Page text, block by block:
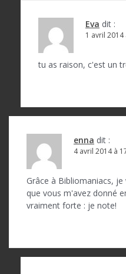
Eva dit :
1 avril 2014
tu as raison, c'est un
enna dit :
4 avril 2014 à
Grâce à Bibliomaniacs,
que vous m'avez donné
vraiment forte : je note!